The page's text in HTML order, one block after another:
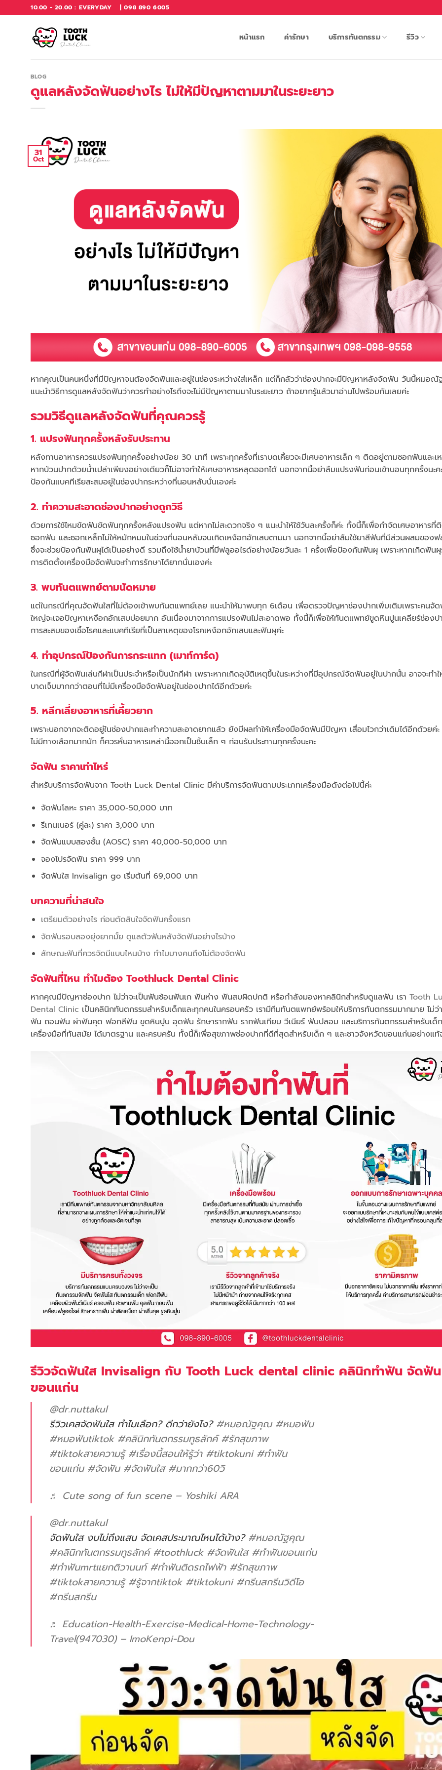
to
10.00 - 20.00 : EVERYDAY | 098 890 6005
หน้าแรก ค่ารักษา บริการทันตกรรม รีวิว
BLOG
ดูแลหลังจัดฟันอย่างไร ไม่ให้มีปัญหาตามมาในระยะยาว
31
Oct
หากคุณเป็นคนหนึ่งที่มีปัญหาจนต้องจัดฟันและอยู่ในช่องระหว่างใส่เหล็ก แต่ก็กลัวว่าช่องปากจะมีปัญหาหลังจัดฟัน วันนี้หมอณัฐ
แนะนำวิธีการดูแลหลังจัดฟันว่าควรทำอย่างไรถึงจะไม่มีปัญหาตามมาในระยะยาว ถ้าอยากรู้แล้วมาอ่านไปพร้อมกันเลยค่ะ
รวมวิธีดูแลหลังจัดฟันที่คุณควรรู้
1. แปรงฟันทุกครั้งหลังรับประทาน
หลังทานอาหารควรแปรงฟันทุกครั้งอย่างน้อย 30 นาที เพราะทุกครั้งที่เราบดเคี้ยวจะมีเศษอาหารเล็ก ๆ ติดอยู่ตามซอกฟันและ
หากบ้วนปากด้วยน้ำเปล่าเพียงอย่างเดียวก็ไม่อาจทำให้เศษอาหารหลุดออกได้ นอกจากนี้อย่าลืมแปรงฟันก่อนเข้านอนทุกครั้งนะค
ป้องกันแบคทีเรียสะสมอยู่ในช่องปากระหว่างที่นอนหลับนั่นเองค่ะ
2. ทำความสะอาดช่องปากอย่างถูกวิธี
ด้วยการใช้ไหมขัดฟันขัดฟันทุกครั้งหลังแปรงฟัน แต่หากไม่สะดวกจริง ๆ แนะนำให้ใช้วันละครั้งก็ค่ะ ทั้งนี้ก็เพื่อกำจัดเศษอาหารที่
ซอกฟัน และซอกเหล็กไม่ให้หมักหมมในช่วงที่นอนหลับจนเกิดเหงือกอักเสบตามมา นอกจากนี้อย่าลืมใช้ยาสีฟันที่มีส่วนผสมของฟ
ซึ่งจะช่วยป้องกันฟันผุได้เป็นอย่างดี รวมถึงใช้น้ำยาบ้วนที่มีฟลูออไรด์อย่างน้อยวันละ 1 ครั้งเพื่อป้องกันฟันผุ เพราะหากเกิดฟันผุ
การติดตั้งเครื่องมือจัดฟันจะทำการรักษาได้ยากนั่นเองค่ะ
3. พบทันตแพทย์ตามนัดหมาย
แต่ในกรณีที่คุณจัดฟันใสที่ไม่ต้องเข้าพบทันตแพทย์เลย แนะนำให้มาพบทุก 6เดือน เพื่อตรวจปัญหาช่องปากเพิ่มเติมเพราะคนจั
ใหญ่จะเจอปัญหาเหงือกอักเสบบ่อยมาก อันเนื่องมาจากการแปรงฟันไม่สะอาดพอ ทั้งนี้ก็เพื่อให้ทันตแพทย์ขูดหินปูนเคลียร์ช่องป
การสะสมของเชื้อโรคและแบคทีเรียที่เป็นสาเหตุของโรคเหงือกอักเสบและฟันผุค่ะ
4. ทำอุปกรณ์ป้องกันการกระแทก (เมาท์การ์ด)
ในกรณีที่ผู้จัดฟันเล่นกีฬาเป็นประจำหรือเป็นนักกีฬา เพราะหากเกิดอุบัติเหตุขึ้นในระหว่างที่มีอุปกรณ์จัดฟันอยู่ในปากนั้น อาจจะทำ
บาดเจ็บมากกว่าตอนที่ไม่มีเครื่องมือจัดฟันอยู่ในช่องปากได้อีกด้วยค่ะ
5. หลีกเลี่ยงอาหารที่เคี้ยวยาก
เพราะนอกจากจะติดอยู่ในช่องปากและทำความสะอาดยากแล้ว ยังมีผลทำให้เครื่องมือจัดฟันมีปัญหา เสื่อมไวกว่าเดิมได้อีกด้วยค่
ไม่มีทางเลือกมากนัก ก็ควรหั่นอาหารเหล่านี้ออกเป็นชิ้นเล็ก ๆ ก่อนรับประทานทุกครั้งนะคะ
จัดฟัน ราคาเท่าไหร่
สำหรับบริการจัดฟันจาก Tooth Luck Dental Clinic มีค่าบริการจัดฟันตามประเภทเครื่องมือดังต่อไปนี้ค่ะ
จัดฟันโลหะ ราคา 35,000-50,000 บาท
รีเทนเนอร์ (คู่ละ) ราคา 3,000 บาท
จัดฟันแบบสองชั้น (AOSC) ราคา 40,000-50,000 บาท
จองโปรจัดฟัน ราคา 999 บาท
จัดฟันใส Invisalign go เริ่มต้นที่ 69,000 บาท
บทความที่น่าสนใจ
เตรียมตัวอย่างไร ก่อนตัดสินใจจัดฟันครั้งแรก
จัดฟันรอบสองยุ่งยากมั้ย ดูแลตัวฟันหลังจัดฟันอย่างไรบ้าง
ลักษณะฟันที่ควรจัดมีแบบไหนบ้าง ทำไมบางคนถึงไม่ต้องจัดฟัน
จัดฟันที่ไหน ทำไมต้อง Toothluck Dental Clinic
หากคุณมีปัญหาช่องปาก ไม่ว่าจะเป็นฟันซ้อนฟันเก ฟันห่าง ฟันสบผิดปกติ หรือกำลังมองหาคลินิกสำหรับดูแลฟัน เรา Tooth
Dental Clinic เป็นคลินิกทันตกรรมสำหรับเด็กและทุกคนในครอบครัว เรามีทีมทันตแพทย์พร้อมให้บริการทันตกรรมมากมาย ไม่ว่
ฟัน ถอนฟัน ผ่าฟันคุด ฟอกสีฟัน ขูดหินปูน อุดฟัน รักษารากฟัน รากฟันเทียม วีเนียร์ ฟันปลอม และบริการทันตกรรมสำหรับเด็
เครื่องมือที่ทันสมัย ได้มาตรฐาน และครบครัน ทั้งนี้ก็เพื่อสุขภาพช่องปากที่ดีที่สุดสำหรับเด็ก ๆ และชาวจังหวัดขอนแก่นอย่างแท้
รีวิวจัดฟันใส Invisalign กับ Tooth Luck dental clinic คลินิกทำฟัน จัดฟัน
ขอนแก่น
@dr.nuttakul
รีวิวเคสจัดฟันใส ทำไมเลือก? ดีกว่ายังไง? #หมอณัฐคุณ #หมอฟัน
#หมอฟันtiktok #คลินิกทันตกรรมทูธลักค์ #รักสุขภาพ
#tiktokสายความรู้ #เรื่องนี้สอนให้รู้ว่า #tiktokuni #ทําฟัน
ขอนแก่น #จัดฟัน #จัดฟันใส #มากกว่า60วิ
♬ Cute song of fun scene – Yoshiki ARA
@dr.nuttakul
จัดฟันใส งบไม่ถึงแสน จัดเคสประมาณไหนได้บ้าง? #หมอณัฐคุณ
#คลินิกทันตกรรมทูธลักค์ #toothluck #จัดฟันใส #ทําฟันขอนแก่น
#ทําฟันmrtแยกติวานนท์ #ทําฟันติดรถไฟฟ้า #รักสุขภาพ
#tiktokสายความรู้ #รู้จากtiktok #tiktokuni #กรีนสกรีนวิดีโอ
#กรีนสกรีน
♬ Education-Health-Exercise-Medical-Home-Technology-
Travel(947030) – ImoKenpi-Dou